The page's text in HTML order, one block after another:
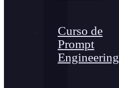
Curso de
Prompt
Engineering